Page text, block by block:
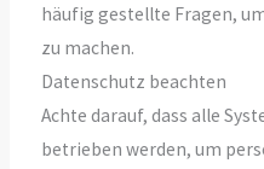
häufig gestellte Fragen,
zu machen.
Datenschutz beachten
Achte darauf, dass alle
betrieben werden, um